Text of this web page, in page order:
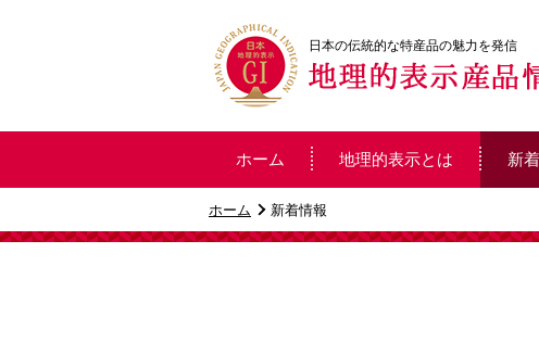
ホーム 新着情報
日本の伝統的な特産品の魅力を発信
ホーム 地理的表示とは 新